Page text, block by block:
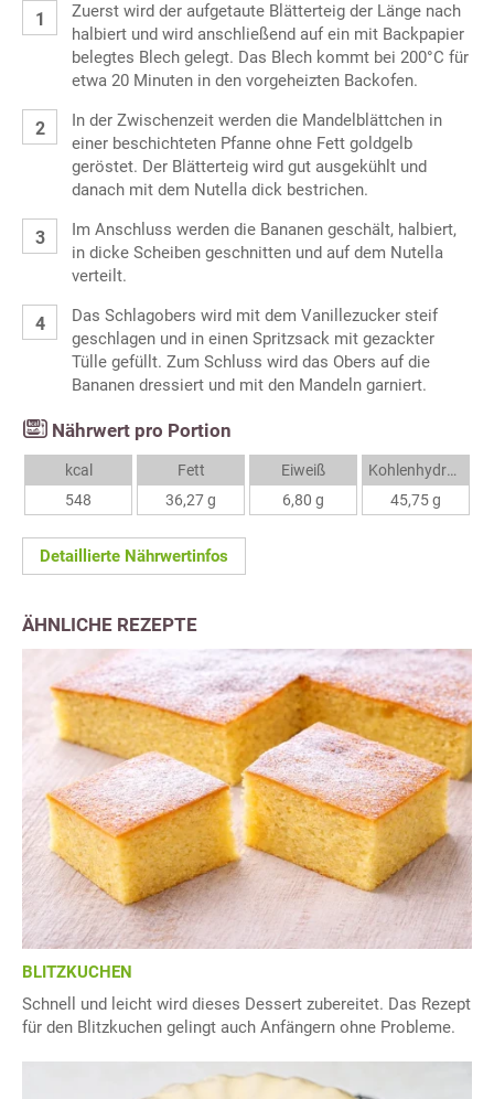
Zuerst wird der aufgetaute Blätterteig der Länge nach
halbiert und wird anschließend auf ein mit Backpapier
belegtes Blech gelegt. Das Blech kommt bei 200°C für
etwa 20 Minuten in den vorgeheizten Backofen.
In der Zwischenzeit werden die Mandelblättchen in
einer beschichteten Pfanne ohne Fett goldgelb
geröstet. Der Blätterteig wird gut ausgekühlt und
danach mit dem Nutella dick bestrichen.
Im Anschluss werden die Bananen geschält, halbiert,
in dicke Scheiben geschnitten und auf dem Nutella
verteilt.
Das Schlagobers wird mit dem Vanillezucker steif
geschlagen und in einen Spritzsack mit gezackter
Tülle gefüllt. Zum Schluss wird das Obers auf die
Bananen dressiert und mit den Mandeln garniert.
Nährwert pro Portion
kcal
548
Fett
36,27 g
Eiweiß
6,80 g
Kohlenhydrate
45,75 g
Detaillierte Nährwertinfos
ÄHNLICHE REZEPTE
BLITZKUCHEN
Schnell und leicht wird dieses Dessert zubereitet. Das Rezept
für den Blitzkuchen gelingt auch Anfängern ohne Probleme.